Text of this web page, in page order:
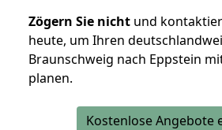
Zögern Sie nicht und
heute, um Ihren
Braunschweig nach Eppstein
planen.
Kostenlose Angebote